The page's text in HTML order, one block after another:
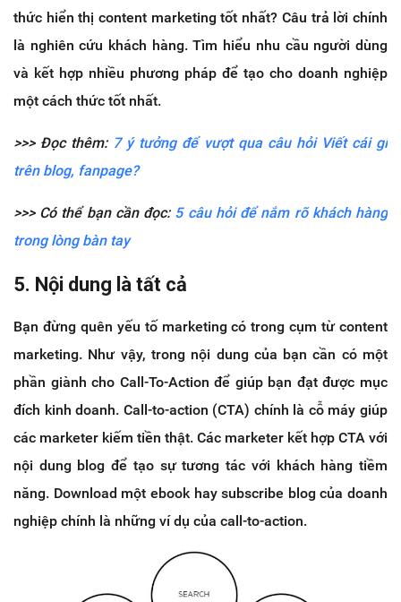
thức hiển thị content marketing tốt nhất? Câu trả lời chính
là nghiên cứu khách hàng. Tìm hiểu nhu cầu người dùng
và kết hợp nhiều phương pháp để tạo cho doanh nghiệp
một cách thức tốt nhất.
>>> Đọc thêm: 7 ý tưởng để vượt qua câu hỏi Viết cái gi
trên blog, fanpage?
>>> Có thể bạn cần đọc: 5 câu hỏi để nắm rõ khách hàng
trong lòng bàn tay
5. Nội dung là tất cả
Bạn đừng quên yếu tố marketing có trong cụm từ content
marketing. Như vậy, trong nội dung của bạn cần có một
phần giành cho Call-To-Action để giúp bạn đạt được mục
đích kinh doanh. Call-to-action (CTA) chính là cỗ máy giúp
các marketer kiếm tiền thật. Các marketer kết hợp CTA với
nội dung blog để tạo sự tương tác với khách hàng tiềm
năng. Download một ebook hay subscribe blog của doanh
nghiệp chính là những ví dụ của call-to-action.